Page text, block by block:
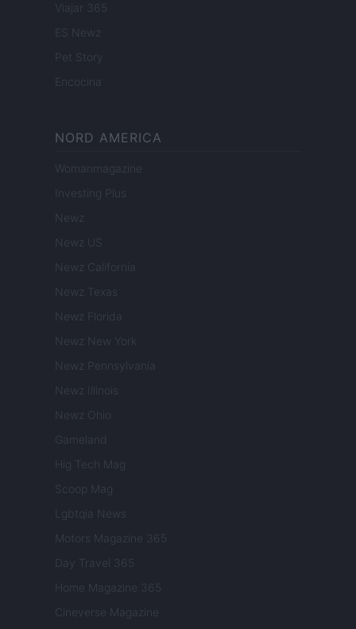
Viajar 365
ES Newz
Pet Story
Encocina
NORD AMERICA
Womanmagazine
Investing Plus
Newz
Newz US
Newz California
Newz Texas
Newz Florida
Newz New York
Newz Pennsylvania
Newz Illinois
Newz Ohio
Gameland
Hig Tech Mag
Scoop Mag
Lgbtqia News
Motors Magazine 365
Day Travel 365
Home Magazine 365
Cineverse Magazine